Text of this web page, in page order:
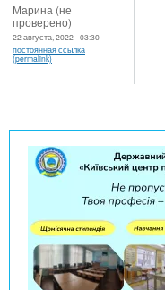
Марина (не
проверено)
22 августа, 2022 - 03:30
постоянная ссылка
(permalink)